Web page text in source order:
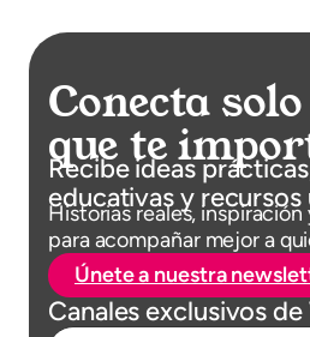
Conecta
que te
Recibe ideas
educativas y recursos
Historias reales,
para acompañar mejor a
Únete a nuestra
Canales exclusivos